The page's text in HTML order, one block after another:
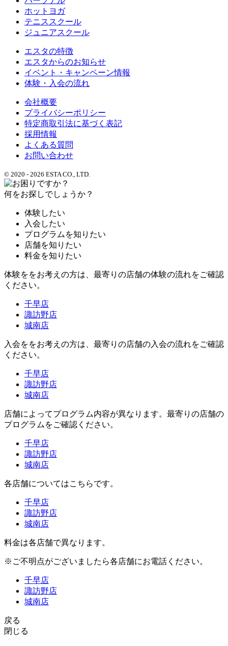
ホットヨガ
テニススクール
ジュニアスクール
エスタの特徴
エスタからのお知らせ
イベント・キャンペーン情報
体験・入会の流れ
会社概要
プライバシーポリシー
特定商取引法に基づく表記
採用情報
よくある質問
お問い合わせ
© 2020 - 2026 ESTA CO., LTD.
何をお探しでしょうか？
体験したい
入会したい
プログラムを知りたい
店舗を知りたい
料金を知りたい
体験ををお考えの方は、最寄りの店舗の体験の流れをご確認
ください。
千早店
諏訪野店
城南店
入会ををお考えの方は、最寄りの店舗の入会の流れをご確認
ください。
千早店
諏訪野店
城南店
店舗によってプログラム内容が異なります。最寄りの店舗の
プログラムをご確認ください。
千早店
諏訪野店
城南店
各店舗についてはこちらです。
千早店
諏訪野店
城南店
料金は各店舗で異なります。
※ご不明点がございましたら各店舗にお電話ください。
千早店
諏訪野店
城南店
戻る
閉じる